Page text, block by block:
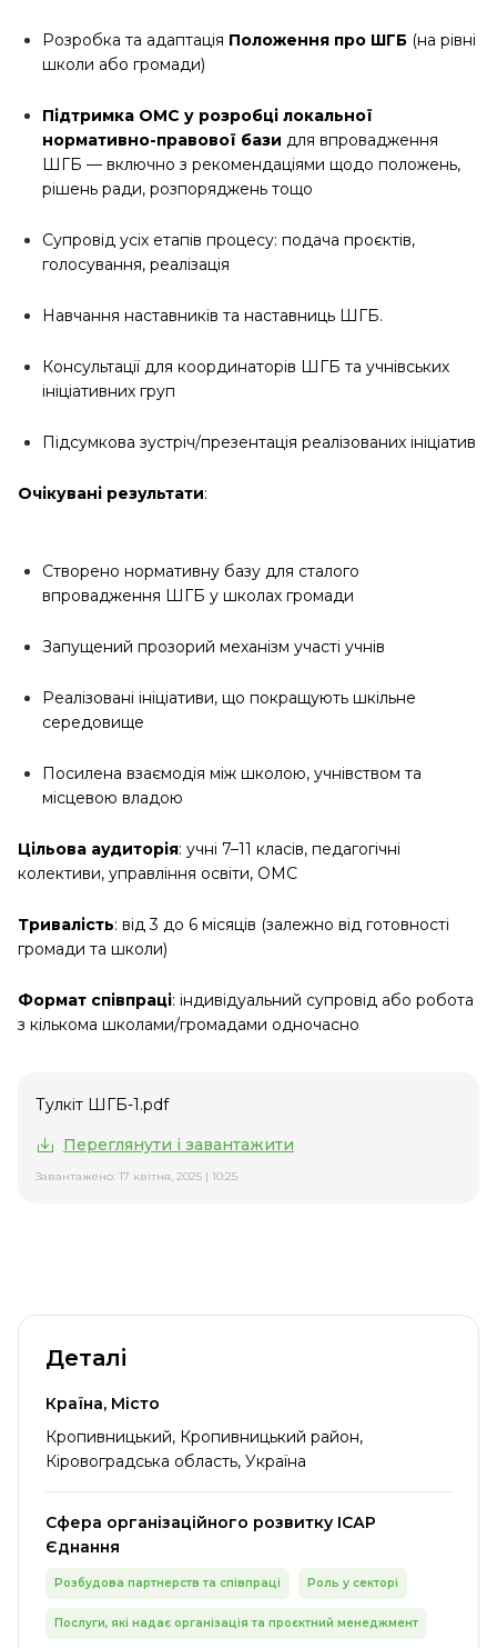
Розробка та адаптація Положення про ШГБ (на рівні
школи або громади)
Підтримка ОМС у розробці локальної
нормативно-правової бази для впровадження
ШГБ — включно з рекомендаціями щодо положень,
рішень ради, розпоряджень тощо
Супровід усіх етапів процесу: подача проєктів,
голосування, реалізація
Навчання наставників та наставниць ШГБ.
Консультації для координаторів ШГБ та учнівських
ініціативних груп
Підсумкова зустріч/презентація реалізованих ініціатив
Очікувані результати:
Створено нормативну базу для сталого
впровадження ШГБ у школах громади
Запущений прозорий механізм участі учнів
Реалізовані ініціативи, що покращують шкільне
середовище
Посилена взаємодія між школою, учнівством та
місцевою владою
Цільова аудиторія: учні 7–11 класів, педагогічні
колективи, управління освіти, ОМС
Тривалість: від 3 до 6 місяців (залежно від готовності
громади та школи)
Формат співпраці: індивідуальний супровід або робота
з кількома школами/громадами одночасно
Тулкіт ШГБ-1.pdf
Переглянути і завантажити
Завантажено: 17 квітня, 2025 | 10:25
Деталі
Країна, Місто
Кропивницький, Кропивницький район,
Кіровоградська область, Україна
Сфера організаційного розвитку ІСАР
Єднання
Розбудова партнерств та співпраці Роль у секторі
Послуги, які надає організація та проєктний менеджмент